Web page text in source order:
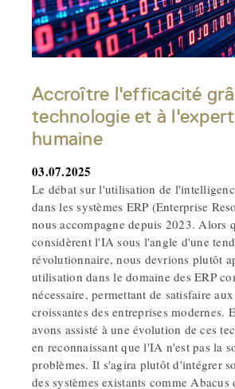
Accroître l'efficacité
technologie et à
humaine
03.07.2025
Le débat sur l'utilisation de
dans les systèmes ERP (Enterprise
nous accompagne depuis 2023. Alors
considèrent l'IA sous l'angle d'une
révolutionnaire, nous devrions plutôt
utilisation dans le domaine des ERP
nécessaire, permettant de satisfaire
croissantes des entreprises modernes.
avons assisté à une évolution de ces
en reconnaissant que l'IA n'est pas la
problèmes. Il s'agira plutôt d'intégrer
des systèmes existants comme Abacus